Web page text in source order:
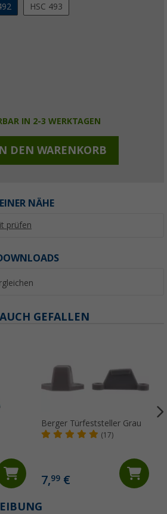
HSC 493
IN 2-3 WERKTAGEN
DEN WARENKORB
NÄHE
prüfen
GEFALLEN
Berger Türfeststeller Grau
(17)
7,99€